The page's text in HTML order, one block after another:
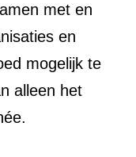
met en
en
mogelijk te
alleen het